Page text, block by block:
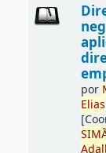
por
Elias